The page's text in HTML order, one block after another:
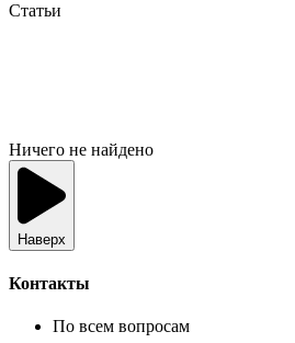
Статьи
Ничего не найдено
Наверх
Контакты
По всем вопросам